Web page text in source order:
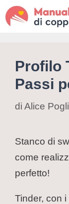
Profilo
Passi
di Alice
Stanco di
come
perfetto!
Tinder, con